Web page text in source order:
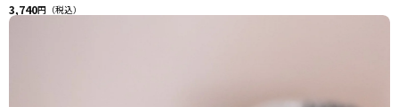
3,740円（税込）